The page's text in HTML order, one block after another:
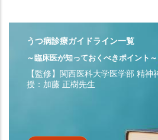
うつ病診療ガイドライン一覧
～臨床医が知っておくべきポイント～
【監修】関西医科大学医学部 精
授：加藤 正樹先生